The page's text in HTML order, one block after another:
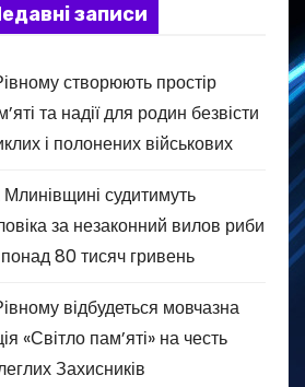
записи
створюють простір
та надії для родин безвісти
і полонених військових
судитимуть
за незаконний вилов риби
80 тисяч гривень
відбудеться мовчазна
«Світло пам’яті» на честь
Захисників